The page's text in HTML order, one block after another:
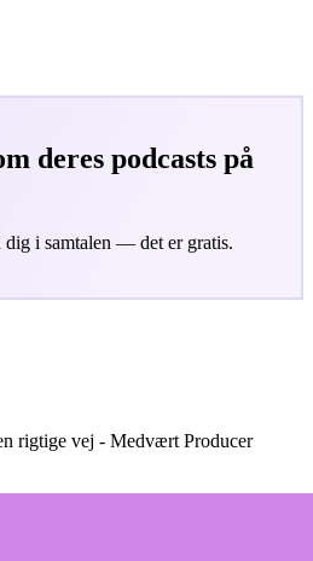
deres podcasts på
i samtalen — det er gratis.
rigtige vej - Medvært Producer